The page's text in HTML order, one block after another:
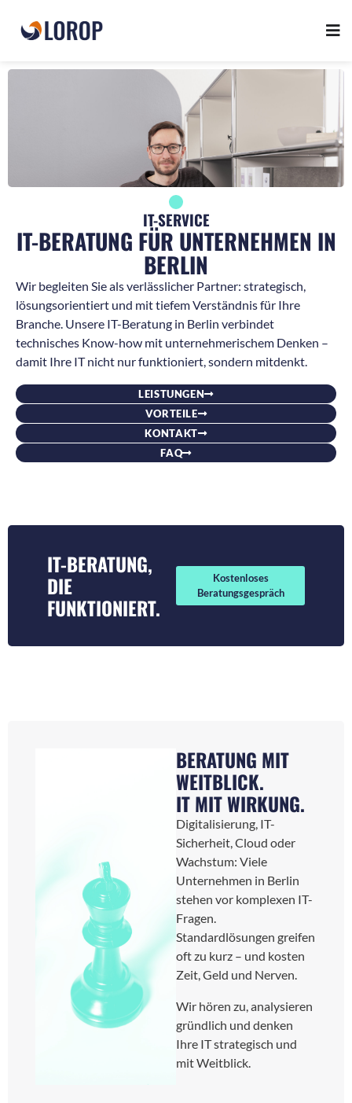
IT-SERVICE
IT-BERATUNG FÜR UNTERNEHMEN IN
BERLIN
Wir begleiten Sie als verlässlicher Partner: strategisch,
lösungsorientiert und mit tiefem Verständnis für Ihre
Branche. Unsere IT-Beratung in Berlin verbindet
technisches Know-how mit unternehmerischem Denken –
damit Ihre IT nicht nur funktioniert, sondern mitdenkt.
LEISTUNGEN
VORTEILE
KONTAKT
FAQ
IT-BERATUNG,
DIE
FUNKTIONIERT.
Kostenloses
Beratungsgespräch
BERATUNG MIT
WEITBLICK.
IT MIT WIRKUNG.
Digitalisierung, IT-
Sicherheit, Cloud oder
Wachstum: Viele
Unternehmen in Berlin
stehen vor komplexen IT-
Fragen.
Standardlösungen greifen
oft zu kurz – und kosten
Zeit, Geld und Nerven.
Wir hören zu, analysieren
gründlich und denken
Ihre IT strategisch und
mit Weitblick.